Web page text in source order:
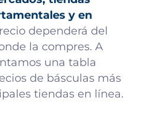
y en
dependerá del
la compres. A
una tabla
de básculas más
tiendas en línea.